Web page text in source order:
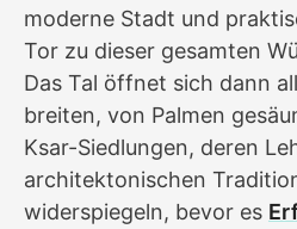
moderne Stadt und
Tor zu dieser gesamten
Das Tal öffnet sich dann
breiten, von Palmen
Ksar-Siedlungen, deren
architektonischen
widerspiegeln, bevor es